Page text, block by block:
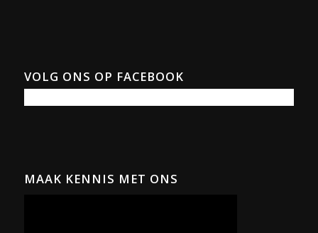
VOLG ONS OP FACEBOOK
MAAK KENNIS MET ONS